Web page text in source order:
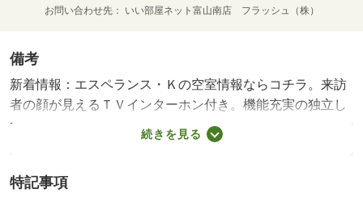
お問い合わせ先 いい部屋ネット富山南店 フラッシュ（株）
備考
新着情報：エスペランス・Ｋの空室情報ならコチラ。来訪
者の顔が見えるＴＶインターホン付き。機能充実の独立し
た洗面所のある物件はいかがですか。一人暮らしの安心で
きるアパート、防犯対策でカメラがついています。専用庭
くに立地する賃貸住宅でなら、きっとあなたの希望してい
続きを見る
特記事項